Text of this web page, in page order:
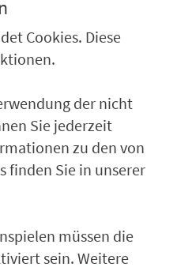
Cookies. Diese
der nicht
Sie jederzeit
zu den von
finden Sie in unserer
müssen die
sein. Weitere